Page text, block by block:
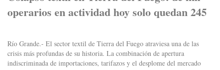
operarios en actividad hoy solo quedan 245
Río Grande.- El sector textil de Tierra del Fuego atraviesa una de las
crisis más profundas de su historia. La combinación de apertura
indiscriminada de importaciones, tarifazos y el desplome del mercado